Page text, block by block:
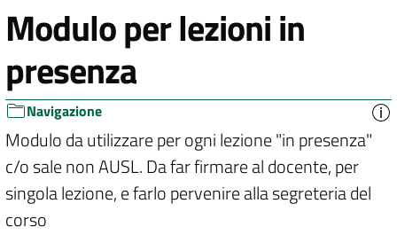
Modulo per lezioni in
presenza
Navigazione
Modulo da utilizzare per ogni lezione "in presenza"
c/o sale non AUSL. Da far firmare al docente, per
singola lezione, e farlo pervenire alla segreteria del
corso